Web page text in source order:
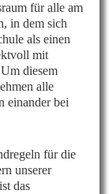
für alle am
in dem sich
als einen
mit
diesem
alle
einander bei
für die
unserer
das